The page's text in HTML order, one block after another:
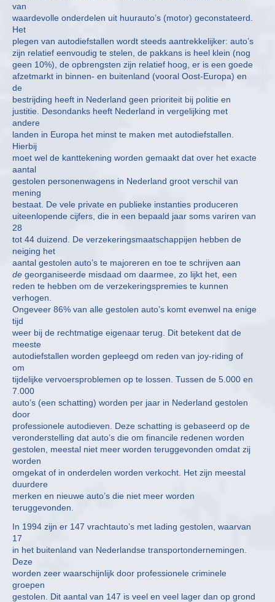
van
waardevolle onderdelen uit huurauto’s (motor) geconstateerd.
Het
plegen van autodiefstallen wordt steeds aantrekkelijker: auto’s
zijn relatief eenvoudig te stelen, de pakkans is heel klein (nog
geen 10%), de opbrengsten zijn relatief hoog, er is een goede
afzetmarkt in binnen- en buitenland (vooral Oost-Europa) en
de
bestrijding heeft in Nederland geen prioriteit bij politie en
justitie. Desondanks heeft Nederland in vergelijking met
andere
landen in Europa het minst te maken met autodiefstallen.
Hierbij
moet wel de kanttekening worden gemaakt dat over het exacte
aantal
gestolen personenwagens in Nederland groot verschil van
mening
bestaat. De vele private en publieke instanties produceren
uiteenlopende cijfers, die in een bepaald jaar soms variren van
28
tot 44 duizend. De verzekeringsmaatschappijen hebben de
neiging het
aantal gestolen auto’s te majoreren en toe te schrijven aan
de georganiseerde misdaad om daarmee, zo lijkt het, een
reden te hebben om de verzekeringspremies te kunnen
verhogen.
Ongeveer 86% van alle gestolen auto’s komt evenwel na enige
tijd
weer bij de rechtmatige eigenaar terug. Dit betekent dat de
meeste
autodiefstallen worden gepleegd om reden van joy-riding of
om
tijdelijke vervoersproblemen op te lossen. Tussen de 5.000 en
7.000
auto’s (een schatting) worden per jaar in Nederland gestolen
door
professionele autodieven. Deze schatting is gebaseerd op de
veronderstelling dat auto’s die om financile redenen worden
gestolen, meestal niet meer worden teruggevonden omdat zij
worden
omgekat of in onderdelen worden verkocht. Het zijn meestal
duurdere
merken en nieuwe auto’s die niet meer worden
teruggevonden.
In 1994 zijn er 147 vrachtauto’s met lading gestolen, waarvan
17
in het buitenland van Nederlandse transportondernemingen.
Deze
worden zeer waarschijnlijk door professionele criminele
groepen
gestolen. Dit aantal van 147 is veel en veel lager dan op grond